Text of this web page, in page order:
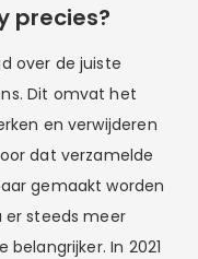
precies?
over de juiste
Dit omvat het
en verwijderen
dat verzamelde
gemaakt worden
er steeds meer
In 2021